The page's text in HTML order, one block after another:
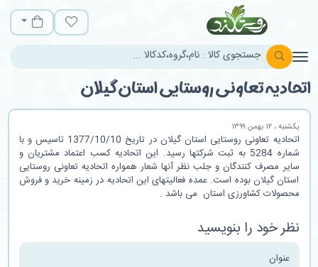
لیست مورد علاقه
سبد خرید
اتحادیه تعاونی روستایی استان گیلان
یکشنبه ، ۱۲ بهمن ۱۳۹۹
اتحادیه تعاونی روستایی استان گیلان در تاریخ 1377/10/10 تاسیس و با
شماره 5284 به ثبت شرکتها رسید. این اتحادیه کسب اعتماد مشتریان و
سایر مصرف کنندگان و جلب نظر آنها شعار همواره اتحادیه تعاونی روستایی
استان گیلان بوده است. عمده فعالیتهای این اتحادیه در زمینه خرید و فروش
محصولات کشاورزی استان می باشد .
نظر خود را بنویسید
عنوان